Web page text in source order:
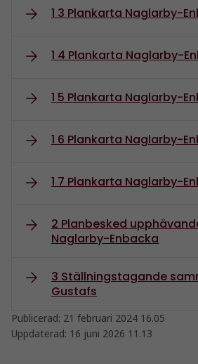
1 3 Plankarta Naglarby-
1 4 Plankarta Naglarby-
1 5 Plankarta Naglarby-
1 6 Plankarta Naglarby-
1 7 Plankarta Naglarby-
2 Planbesked
Naglarby-Enbacka
3 Ställningstagande
Gustafs
Publicerad: 21 februari 2024 16.05
Uppdaterad: 16 juni 2026 11.13